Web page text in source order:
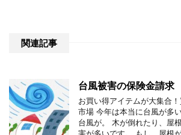
関連記事
台風被害の保険金請求
お買い得アイテムが大集合
市場 今年は本当に台風が多
台風が。 木が倒れたり、屋